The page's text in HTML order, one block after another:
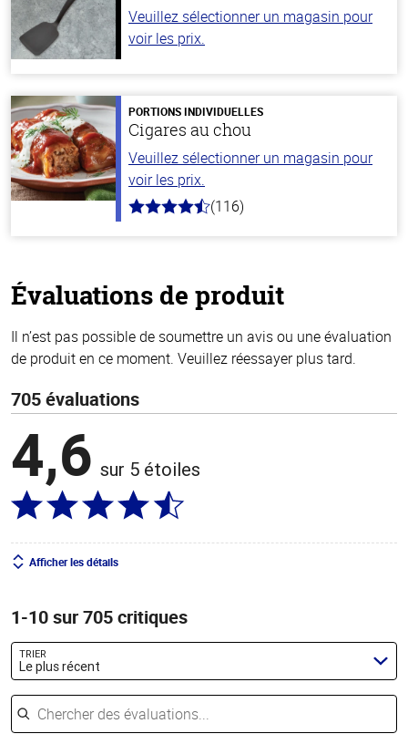
Veuillez sélectionner un magasin pour
voir les prix.
PORTIONS INDIVIDUELLES
Cigares au chou
Veuillez sélectionner un magasin pour
voir les prix.
4.2
(116)
Évaluations de produit
Il n’est pas possible de soumettre un avis ou une évaluation
de produit en ce moment. Veuillez réessayer plus tard.
705 évaluations
4,6 sur 5 étoiles
Afficher les détails
1-10 sur 705 critiques
TRIER
Le plus récent
Chercher des évaluations